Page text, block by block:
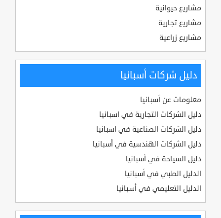
مشاريع حيوانية
مشاريع تجارية
مشاريع زراعية
دليل شركات أسبانيا
معلومات عن أسبانيا
دليل الشركات التجارية في اسبانيا
دليل الشركات الصناعية في اسبانيا
دليل الشركات الهندسية في أسبانيا
دليل السياحة في أسبانيا
الدليل الطبي في أسبانيا
الدليل التعليمي في أسبانيا